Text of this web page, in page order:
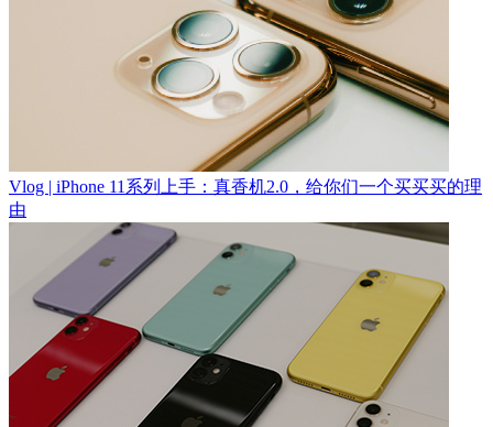
Vlog | iPhone 11系列上手：真香机2.0，给你们一个买买买的理
由